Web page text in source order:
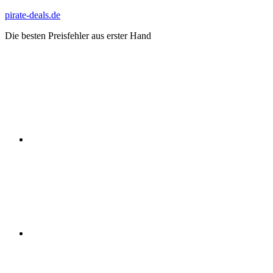
Zum
springen
pirate-deals.de
Die besten Preisfehler aus erster Hand